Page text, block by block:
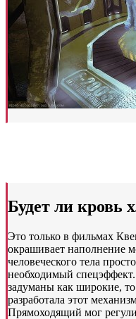
Будет ли кровь
Это только в фильмах
окрашивает наполнение
человеческого тела
необходимый
задуманы как широкие,
разработала этот
Прямоходящий мог